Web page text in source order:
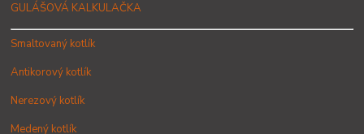
GULÁŠOVÁ KALKULAČKA
Smaltovaný kotlík
Antikorový kotlík
Nerezový kotlík
Medený kotlík